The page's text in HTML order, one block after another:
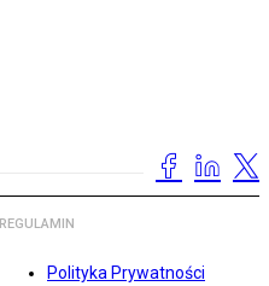
REGULAMIN
Polityka Prywatności